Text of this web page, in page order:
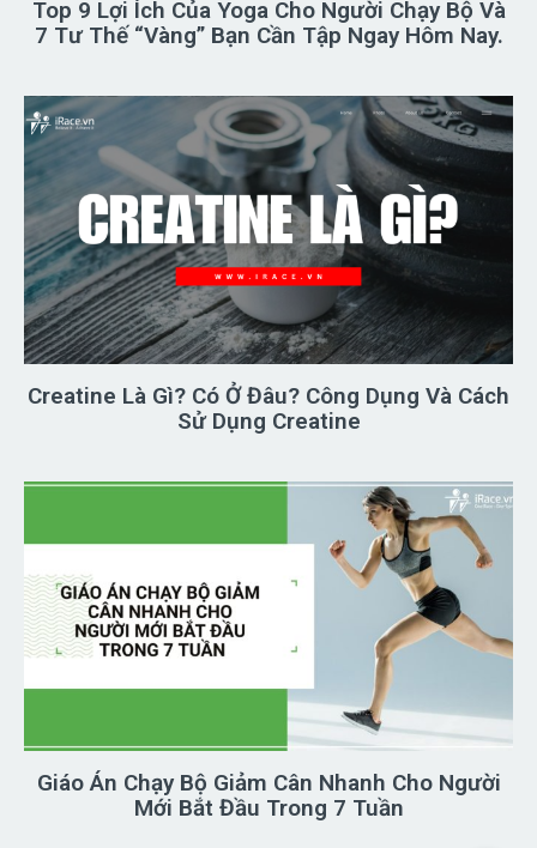
Top 9 Lợi Ích Của Yoga Cho Người Chạy Bộ Và
7 Tư Thế “vàng” Bạn Cần Tập Ngay Hôm Nay.
Creatine Là Gì? Có Ở Đâu? Công Dụng Và Cách
Sử Dụng Creatine
Giáo Án Chạy Bộ Giảm Cân Nhanh Cho Người
Mới Bắt Đầu Trong 7 Tuần